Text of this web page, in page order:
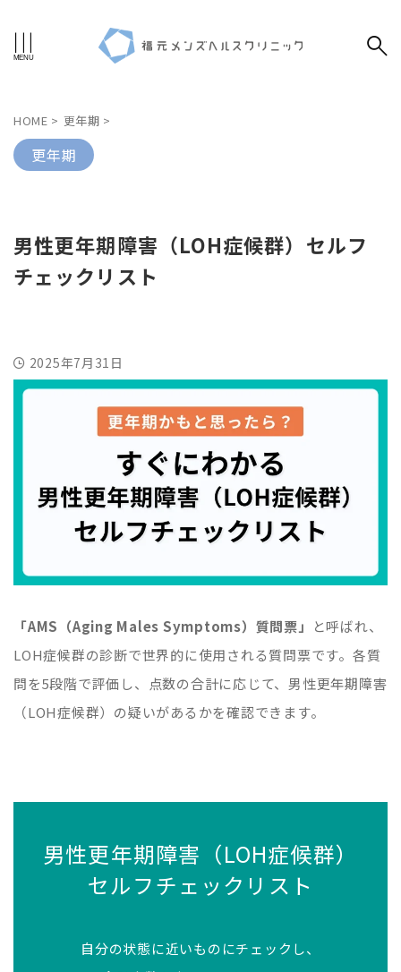
HOME > 更年期 >
更年期
男性更年期障害（LOH症候群）セルフ
チェックリスト
2025年7月31日
「AMS（Aging Males Symptoms）質問票」
と呼ばれ、
LOH症候群の診断で世界的に使用される質問票です。各質
問を5段階で評価し、点数の合計に応じて、男性更年期障害
（LOH症候群）の疑いがあるかを確認できます。
男性更年期障害（LOH症候群）
セルフチェックリスト
自分の状態に近いものにチェックし、